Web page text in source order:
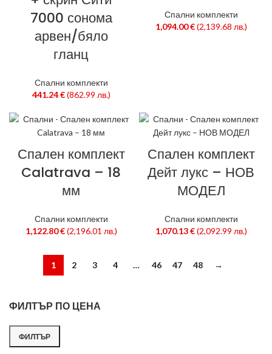
ФИЛТЪР ПО ЦЕНА
Минимална цена
Максимална цена
ФИЛТЪР
7000 сонома
арвен/бяло
гланц
Спални комплекти
441.24€ (862.99 лв.)
Спални комплекти
1,094.00€ (2,139.68 лв.)
Спален комплект
Calatrava – 18
мм
Спални комплекти
1,122.80€ (2,196.01 лв.)
Спален комплект
Дейт лукс – НОВ
МОДЕЛ
Спални комплекти
1,070.13€ (2,092.99 лв.)
1 2 3 4 … 46 47 48 →